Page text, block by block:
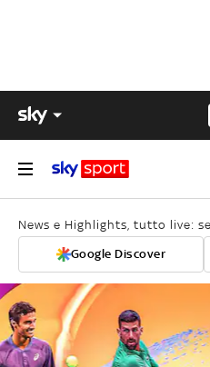
News e Highlights, tutto live:
Google Discover